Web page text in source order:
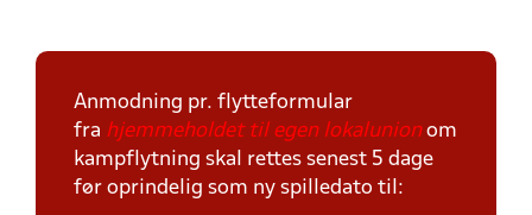
Anmodning pr. flytteformular
fra hjemmeholdet til egen lokalunionom
kampflytning skal rettes senest 5 dage
før oprindelig som ny spilledato til: